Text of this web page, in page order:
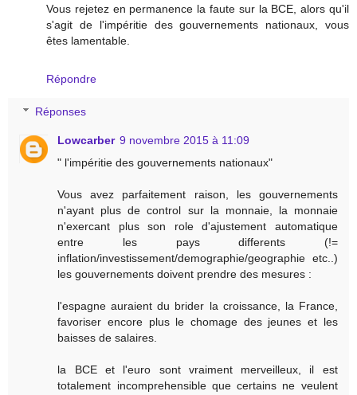
Vous rejetez en permanence la faute sur la BCE, alors qu'il
s'agit de l'impéritie des gouvernements nationaux, vous
êtes lamentable.
Répondre
Réponses
Lowcarber 9 novembre 2015 à 11:09
" l'impéritie des gouvernements nationaux"
Vous avez parfaitement raison, les gouvernements
n'ayant plus de control sur la monnaie, la monnaie
n'exercant plus son role d'ajustement automatique
entre les pays differents (!=
inflation/investissement/demographie/geographie etc..)
les gouvernements doivent prendre des mesures :
l'espagne auraient du brider la croissance, la France,
favoriser encore plus le chomage des jeunes et les
baisses de salaires.
la BCE et l'euro sont vraiment merveilleux, il est
totalement incomprehensible que certains ne veulent